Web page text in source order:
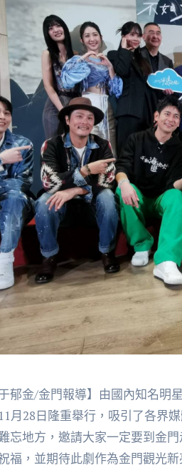
于郁金/金門報導】由國內知名
月28日隆重舉行，吸引了各界
忘地方，邀請大家一定要到金
福，並期待此劇作為金門觀光